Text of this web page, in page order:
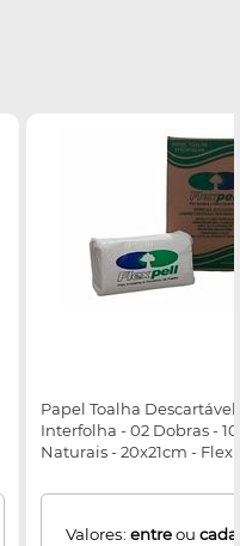
Papel Toalha Descartável
Interfolha - 02 Dobras -
Naturais - 20x21cm -
Valores: entreou